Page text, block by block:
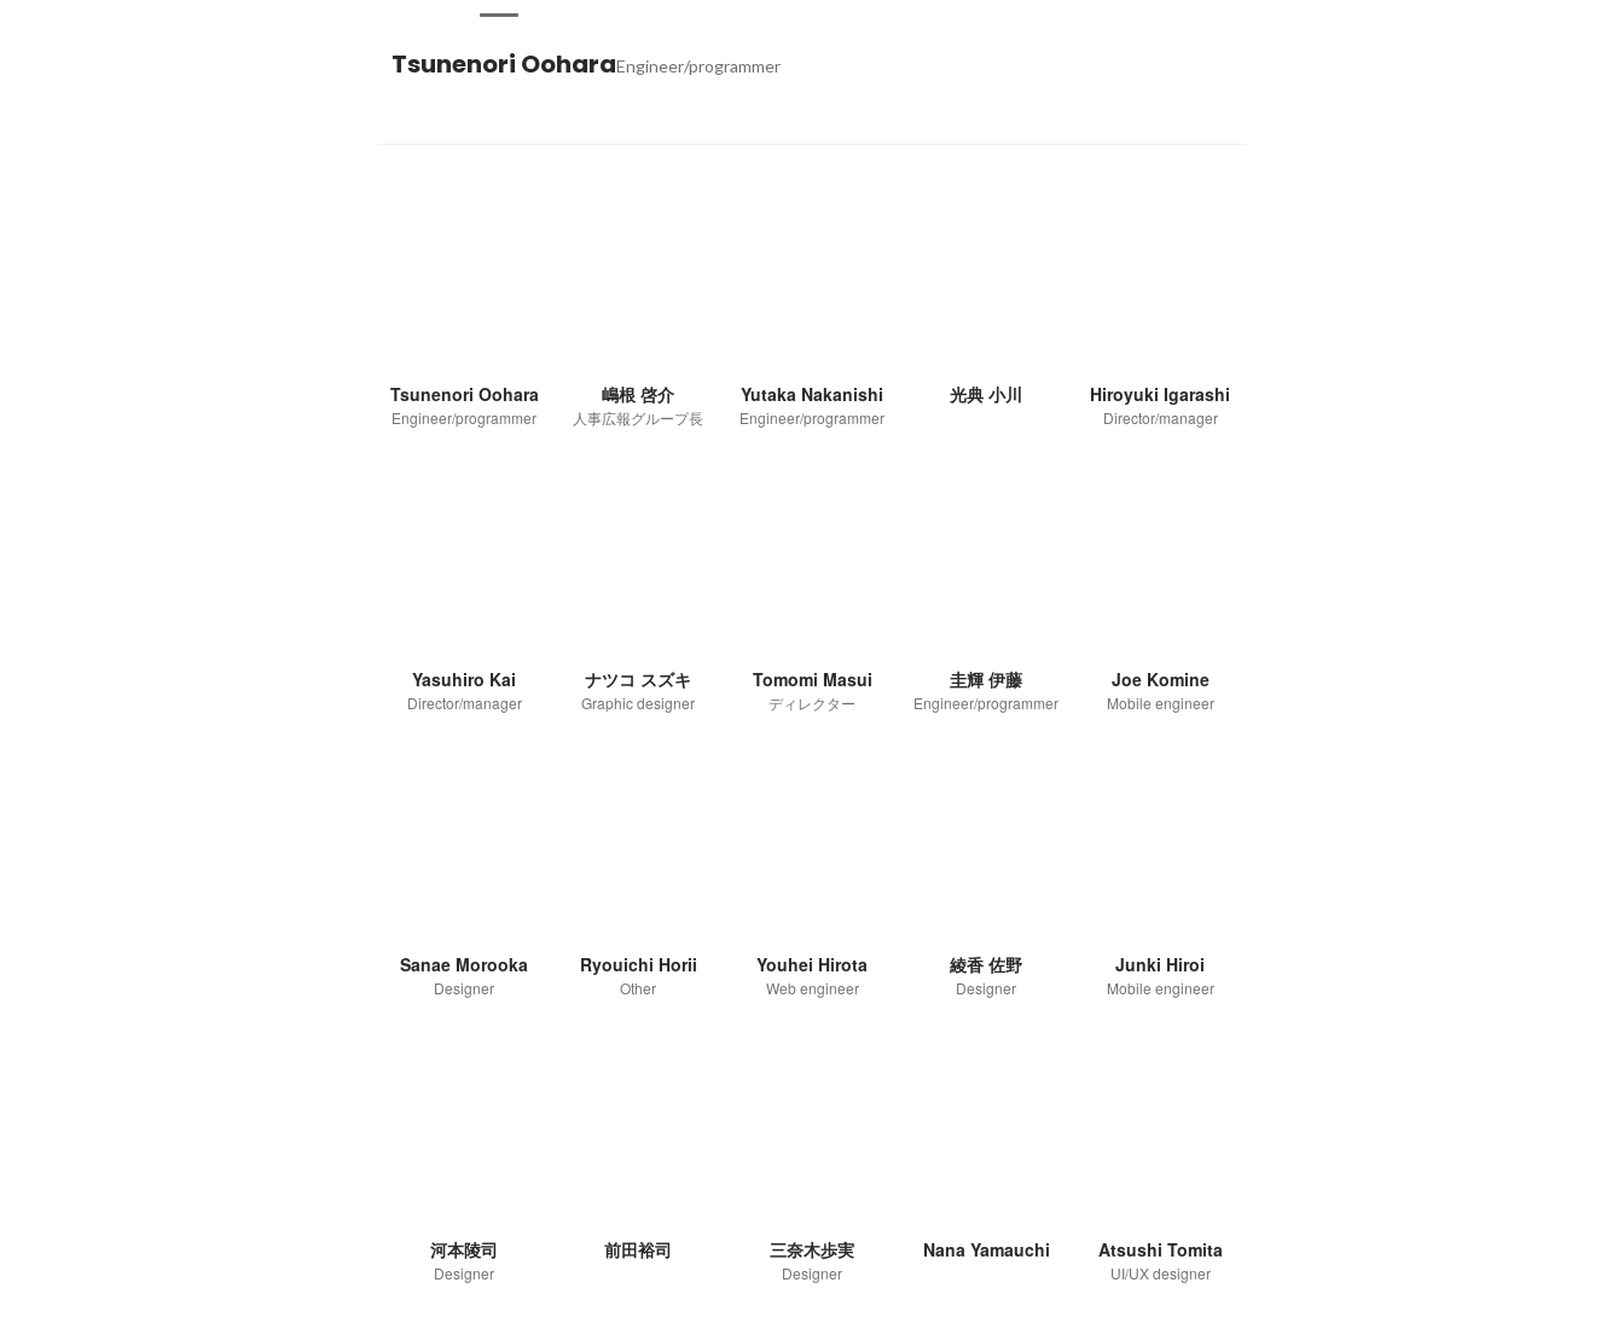
Tsunenori OoharaEngineer/programmer
Tsunenori Oohara
Engineer/programmer
嶋根 啓介
人事広報グループ長
Yutaka Nakanishi
Engineer/programmer
光典 小川 Hiroyuki Igarashi
Director/manager
Yasuhiro Kai
Director/manager
ナツコ スズキ
Graphic designer
Tomomi Masui
ディレクター
圭輝 伊藤
Engineer/programmer
Joe Komine
Mobile engineer
Sanae Morooka
Designer
Ryouichi Horii
Other
Youhei Hirota
Web engineer
綾香 佐野
Designer
Junki Hiroi
Mobile engineer
河本陵司
Designer
前田裕司 三奈木歩実
Designer
Nana Yamauchi Atsushi Tomita
UI/UX designer